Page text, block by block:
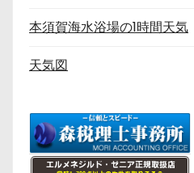
本須賀海水浴場の1時間天気
天気図